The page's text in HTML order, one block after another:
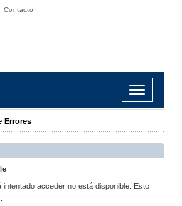
Contacto
Toggle
navigation
Errores
intentado acceder no está disponible. Esto